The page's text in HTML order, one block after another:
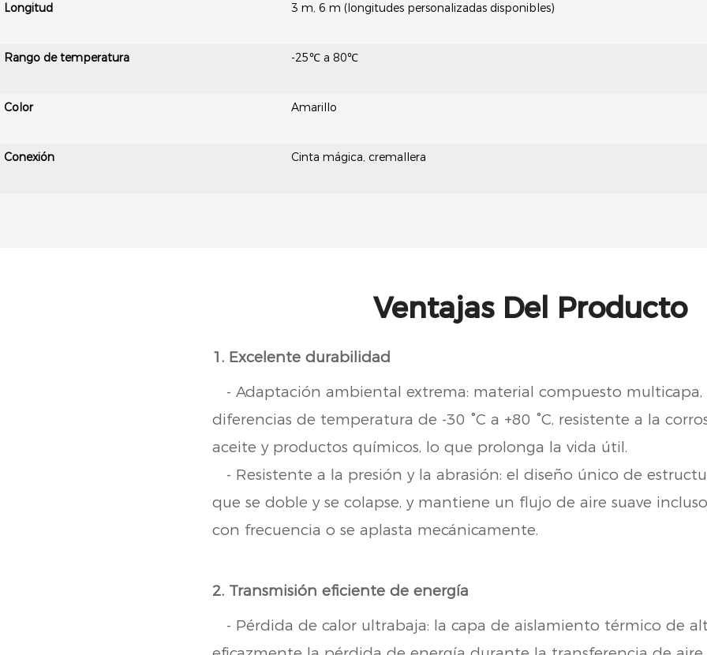
Longitud 3 m, 6 m (longitudes personalizadas disponibles)
Rango de temperatura -25℃ a 80℃
Color Amarillo
Conexión Cinta mágica, cremallera
Ventajas Del Producto
1. Excelente durabilidad
- Adaptación ambiental extrema: material compuesto multicapa,
diferencias de temperatura de -30 °C a +80 °C, resistente a la
aceite y productos químicos, lo que prolonga la vida útil.
- Resistente a la presión y la abrasión: el diseño único de
que se doble y se colapse, y mantiene un flujo de aire suave
con frecuencia o se aplasta mecánicamente.
2. Transmisión eficiente de energía
- Pérdida de calor ultrabaja: la capa de aislamiento térmico de